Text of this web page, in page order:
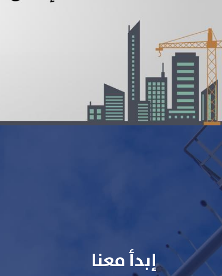
إبدأ معنا